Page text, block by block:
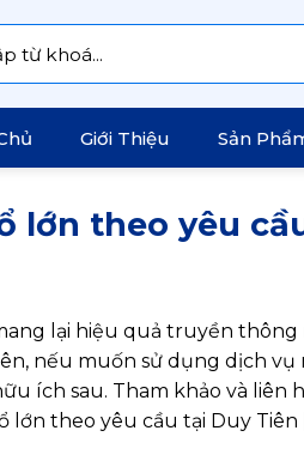
Giới Thiệu Sản
lớn theo yêu
lại hiệu quả truyền
nếu muốn sử dụng dịch
ích sau. Tham khảo và liên
theo yêu cầu tại Duy Tiên